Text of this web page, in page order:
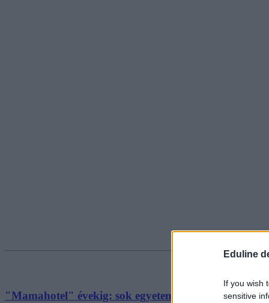
Eduline
If you wish
sensitive
"Mamahotel" évekig: sok egyetemistának nem